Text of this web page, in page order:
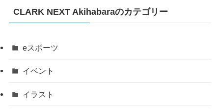
CLARK NEXT Akihabaraのカテゴリー
eスポーツ
イベント
イラスト